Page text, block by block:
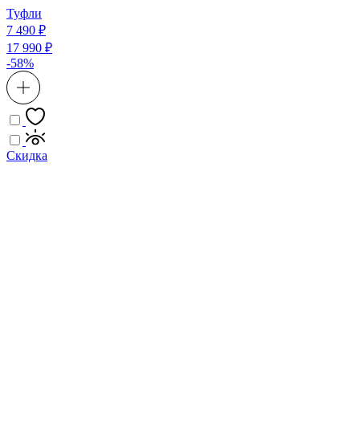
Туфли
7 490 ₽
17 990 ₽
-58%
Скидка